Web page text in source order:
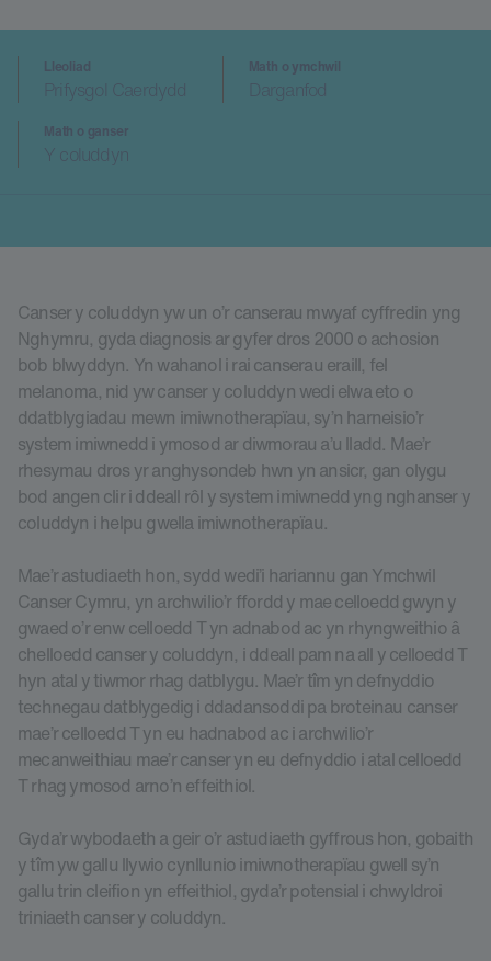
Lleoliad
Prifysgol Caerdydd
Math o ymchwil
Darganfod
Math o ganser
Y coluddyn
Canser y coluddyn yw un o’r canserau mwyaf cyffredin yng
Nghymru, gyda diagnosis ar gyfer dros 2000 o achosion
bob blwyddyn. Yn wahanol i rai canserau eraill, fel
melanoma, nid yw canser y coluddyn wedi elwa eto o
ddatblygiadau mewn imiwnotherapïau, sy’n harneisio’r
system imiwnedd i ymosod ar diwmorau a’u lladd. Mae’r
rhesymau dros yr anghysondeb hwn yn ansicr, gan olygu
bod angen clir i ddeall rôl y system imiwnedd yng nghanser y
coluddyn i helpu gwella imiwnotherapïau.
Mae’r astudiaeth hon, sydd wedi’i hariannu gan Ymchwil
Canser Cymru, yn archwilio’r ffordd y mae celloedd gwyn y
gwaed o’r enw celloedd T yn adnabod ac yn rhyngweithio â
chelloedd canser y coluddyn, i ddeall pam na all y celloedd T
hyn atal y tiwmor rhag datblygu. Mae’r tîm yn defnyddio
technegau datblygedig i ddadansoddi pa broteinau canser
mae’r celloedd T yn eu hadnabod ac i archwilio’r
mecanweithiau mae’r canser yn eu defnyddio i atal celloedd
T rhag ymosod arno’n effeithiol.
Gyda’r wybodaeth a geir o’r astudiaeth gyffrous hon, gobaith
y tîm yw gallu llywio cynllunio imiwnotherapïau gwell sy’n
gallu trin cleifion yn effeithiol, gyda’r potensial i chwyldroi
triniaeth canser y coluddyn.